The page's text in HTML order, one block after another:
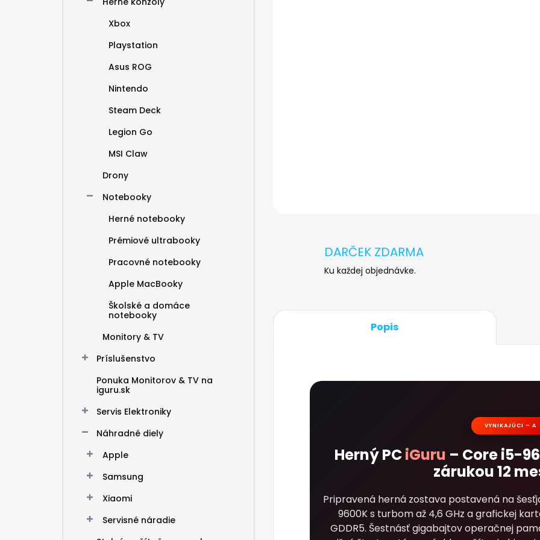
Xbox
Playstation
Asus ROG
Nintendo
Steam Deck
Legion Go
MSI Claw
Drony
Notebooky
Herné notebooky
Prémiové ultrabooky
Pracovné notebooky
Apple MacBooky
Školské a domáce
notebooky
Monitory & TV
Príslušenstvo
Ponuka Monitorov & TV na
iguru.sk
Servis Elektroniky
Náhradné diely
Apple
Samsung
Xiaomi
Servisné náradie
DARČEK ZDARMA
Ku každej objednávke.
Popis
VYNIKAJÚCI – A
Herný PCiGuru – Core i5-
zárukou 12
Pripravená herná zostava postavená na
9600K s turbom až 4,6 GHz a grafickej
GDDR5. Šestnásť gigabajtov operačnej